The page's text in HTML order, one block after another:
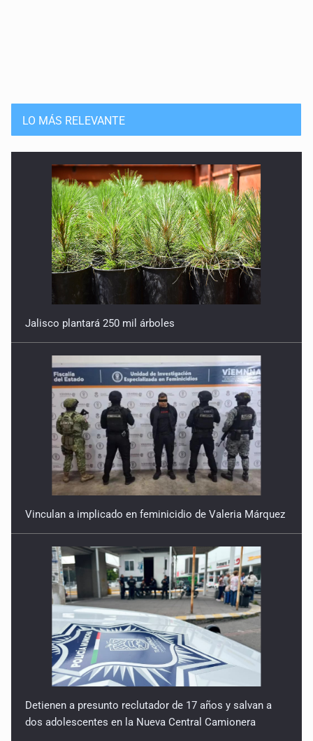
LO MÁS RELEVANTE
Jalisco plantará 250 mil árboles
Vinculan a implicado en feminicidio de Valeria Márquez
Detienen a presunto reclutador de 17 años y salvan a
dos adolescentes en la Nueva Central Camionera